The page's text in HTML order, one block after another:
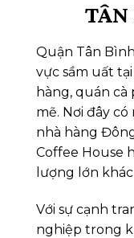
TÂN
Quận Tân
vực sầm uất
hàng, quán cà
mẽ. Nơi đây
nhà hàng
Coffee House
lượng lớn
Với sự cạnh
nghiệp trong